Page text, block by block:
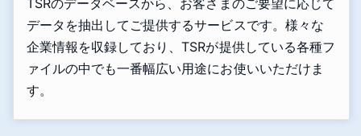
データを抽出してご提供するサービスです。様々な
企業情報を収録しており、TSRが提供している各種フ
ァイルの中でも一番幅広い用途にお使いいただけま
す。